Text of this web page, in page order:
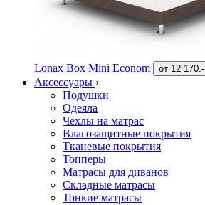
Lonax Box Mini Econom от 12 170.-
Аксессуары ›
Подушки
Одеяла
Чехлы на матрас
Влагозащитные покрытия
Тканевые покрытия
Топперы
Матрасы для диванов
Складные матрасы
Тонкие матрасы